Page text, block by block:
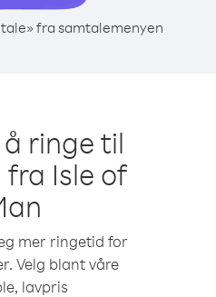
fra samtalemenyen
ringe til
Isle of
mer ringetid for
Velg blant våre
lavpris